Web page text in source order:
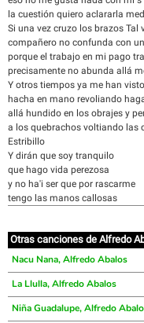
la cuestión quiero aclararla
Si una vez cruzo los brazos Tal
compañero no confunda con
porque el trabajo en mi pago
precisamente no abunda allá
Y otros tiempos ya me han
hacha en mano revoliando
allá hundido en los obrajes y
a los quebrachos voltiando las
Estribillo
Y dirán que soy tranquilo
que hago vida perezosa
y no ha'i ser que por rascarme
tengo las manos callosas
Otras canciones de Alfredo
Nacu Nana, Alfredo Abalos
La Llulla, Alfredo Abalos
Niña Guadalupe, Alfredo